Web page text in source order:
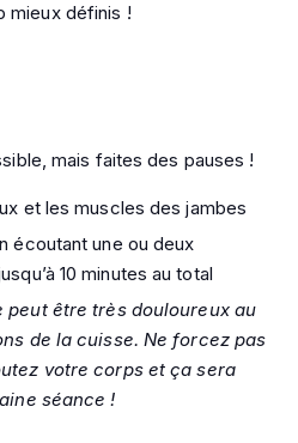
mieux définis !
mais faites des pauses !
et les muscles des jambes
écoutant une ou deux
10 minutes au total
peut être très douloureux au
de la cuisse. Ne forcez pas
votre corps et ça sera
séance !